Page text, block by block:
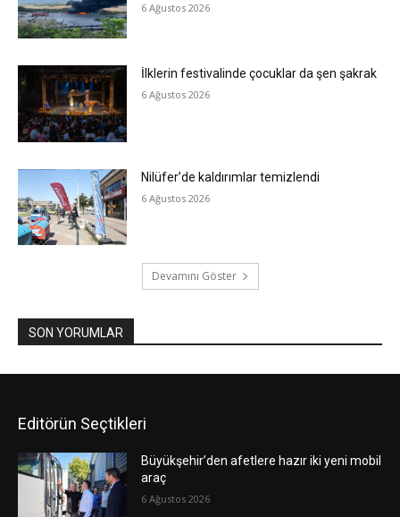
6 Ağustos 2026
İlklerin festivalinde çocuklar da şen şakrak
6 Ağustos 2026
Nilüfer’de kaldırımlar temizlendi
6 Ağustos 2026
Devamını Göster
SON YORUMLAR
Editörün Seçtikleri
Büyükşehir’den afetlere hazır iki yeni mobil
araç
6 Ağustos 2026